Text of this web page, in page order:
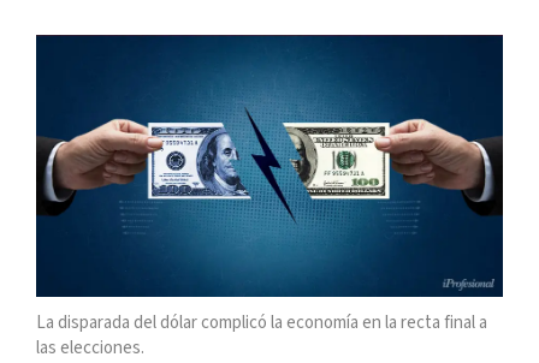
La disparada del dólar complicó la economía en la recta final a
las elecciones.